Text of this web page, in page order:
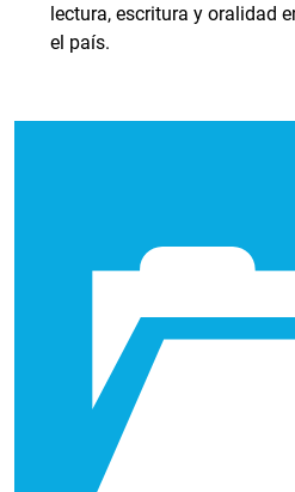
lectura, escritura y oralidad
el país.